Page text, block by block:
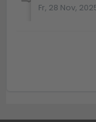
Fr, 28 Nov,